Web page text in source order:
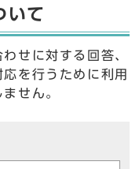
いて
せに対する回答、
を行うために利用
せん。